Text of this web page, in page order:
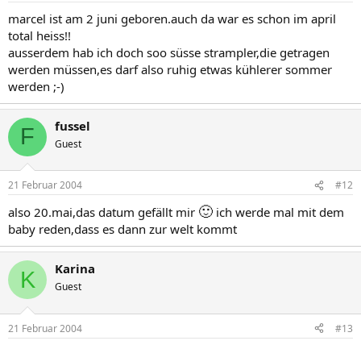
marcel ist am 2 juni geboren.auch da war es schon im april
total heiss!!
ausserdem hab ich doch soo süsse strampler,die getragen
werden müssen,es darf also ruhig etwas kühlerer sommer
werden ;-)
F fussel
Guest
21 Februar 2004 #12
also 20.mai,das datum gefällt mir 🙂 ich werde mal mit dem
baby reden,dass es dann zur welt kommt
K Karina
Guest
21 Februar 2004 #13